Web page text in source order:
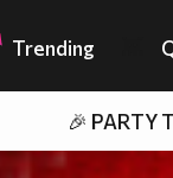
Trending
🎉 PARTY